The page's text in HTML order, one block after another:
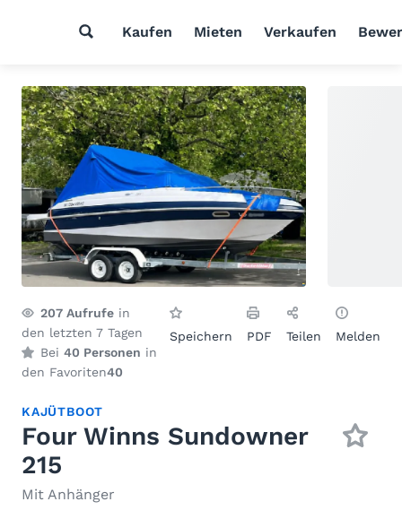
Kaufen Mieten Verkaufen
207 Aufrufe in
den letzten 7 Tagen
Bei 40 Personen in
den Favoriten40
Speichern PDF Teilen Melden
KAJÜTBOOT
Four Winns Sundowner
215
Mit Anhänger